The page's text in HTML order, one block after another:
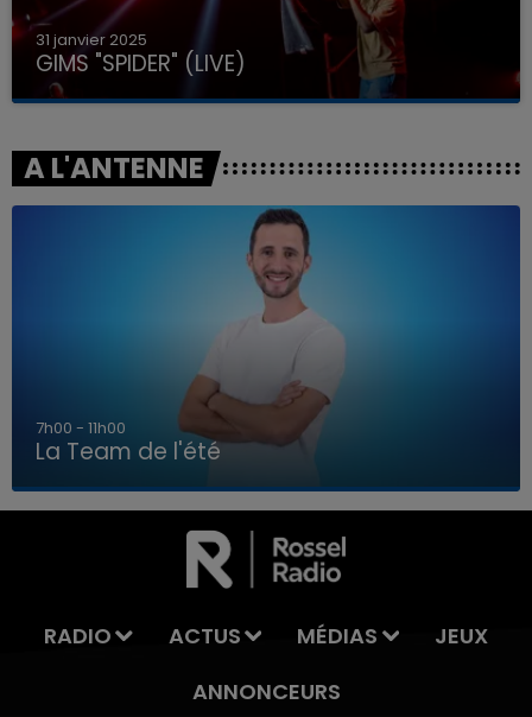
LA TEAM DE L'ÉTÉ
31 janvier 2025
GIMS "SPIDER" (LIVE)
A L'ANTENNE
7h00 - 11h00
La Team de l'été
RADIO ACTUS MÉDIAS
JEUX
ANNONCEURS